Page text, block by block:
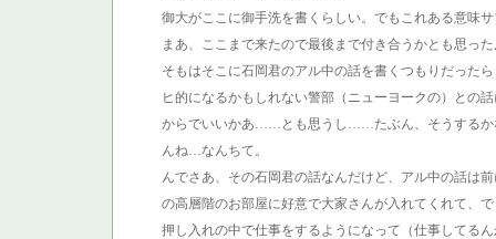
御大がここに御手洗を書くらしい。でもこれある意味
まあ、ここまで来たので最後まで付き合うかとも思っ
そもはそこに石岡君のアル中の話を書くつもりだった
ヒ的になるかもしれない警部（ニューヨークの）との
からでいいかあ……とも思うし……たぶん、そうするか
んね…なんちて。
んでさあ、その石岡君の話なんだけど、アル中の話は
の高層階のお部屋に好意で大家さんが入れてくれて、
押し入れの中で仕事をするようになって（仕事してる